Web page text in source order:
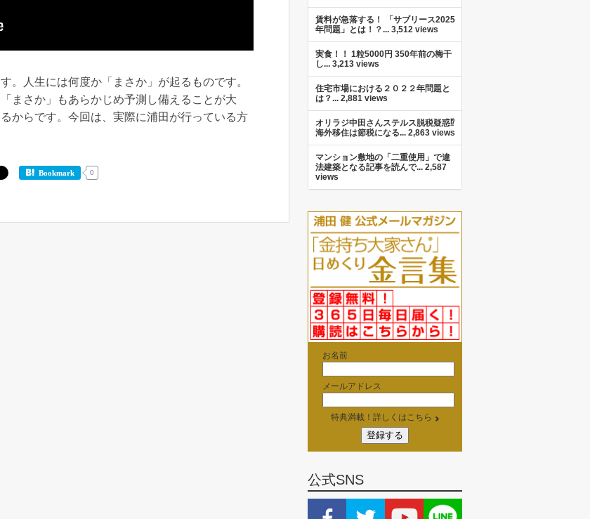
。人生には何度か「まさか」が起るものです。
まさか」もあらかじめ予測し備えることが大
からです。今回は、実際に浦田が行っている方
Bookmark 0
賃料が急落する！ 「サブリース2025
年問題」とは！？... 3,512 views
実食！！ 1粒5000円 350年前の梅干
し... 3,213 views
住宅市場における２０２２年問題と
は？... 2,881 views
オリラジ中田さんステルス脱税疑惑⁉︎
海外移住は節税になる... 2,863 views
マンション敷地の「二重使用」で違
法建築となる記事を読んで... 2,587
views
お名前
メールアドレス
特典満載！詳しくはこちら
公式SNS